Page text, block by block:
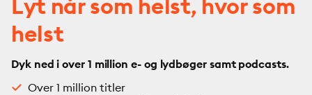
Lyt når som helst, hvor som
helst
Dyk ned i over 1 million e- og lydbøger samt podcasts.
Over 1 million titler